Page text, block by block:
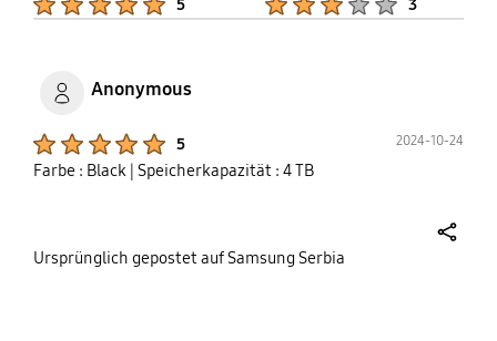
5 3
Anonymous
5 2024-10-24
Farbe : Black | Speicherkapazität : 4 TB
Ursprünglich gepostet auf Samsung Serbia